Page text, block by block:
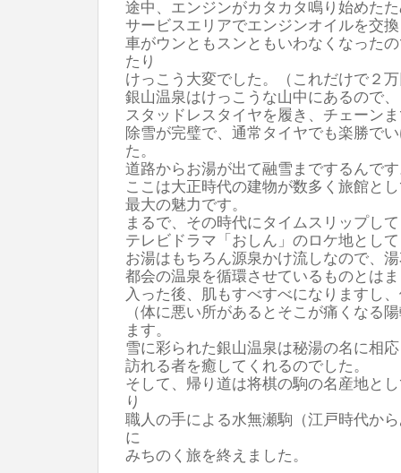
途中、エンジンがカタカタ鳴り始めた
サービスエリアでエンジンオイルを交
車がウンともスンともいわなくなった
たり
けっこう大変でした。（これだけで２
銀山温泉はけっこうな山中にあるので、
スタッドレスタイヤを履き、チェーン
除雪が完璧で、通常タイヤでも楽勝で
た。
道路からお湯が出て融雪までするんで
ここは大正時代の建物が数多く旅館と
最大の魅力です。
まるで、その時代にタイムスリップし
テレビドラマ「おしん」のロケ地とし
お湯はもちろん源泉かけ流しなので、
都会の温泉を循環させているものとは
入った後、肌もすべすべになりますし
（体に悪い所があるとそこが痛くなる
ます。
雪に彩られた銀山温泉は秘湯の名に相
訪れる者を癒してくれるのでした。
そして、帰り道は将棋の駒の名産地と
り
職人の手による水無瀬駒（江戸時代か
に
みちのく旅を終えました。